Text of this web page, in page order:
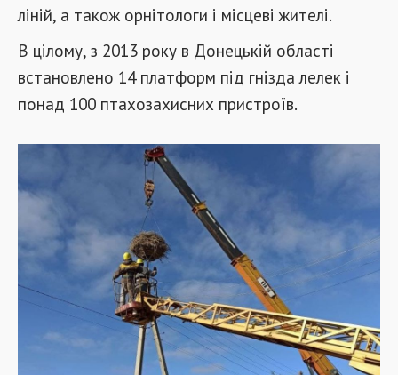
ліній, а також орнітологи і місцеві жителі.
В цілому, з 2013 року в Донецькій області
встановлено 14 платформ під гнізда лелек і
понад 100 птахозахисних пристроїв.